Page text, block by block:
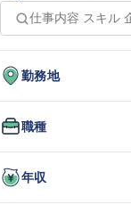
勤務地
職種
年収